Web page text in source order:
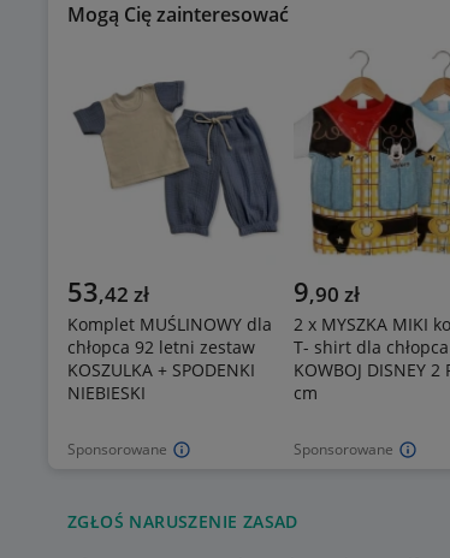
Mogą Cię zainteresować
Sponsorowane
53,42 zł
Komplet MUŚLINOWY dla
chłopca 92 letni zestaw
KOSZULKA + SPODENKI
NIEBIESKI
Sponsorowane
9,90 zł
2 x MYSZKA MIKI
T- shirt dla chłopca
KOWBOJ DISNEY 2
cm
ZGŁOŚ NARUSZENIE ZASAD